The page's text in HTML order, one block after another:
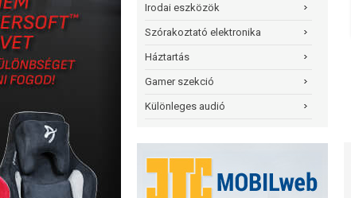
Irodai eszközök
Szórakoztató elektronika
Háztartás
Gamer szekció
Különleges audió